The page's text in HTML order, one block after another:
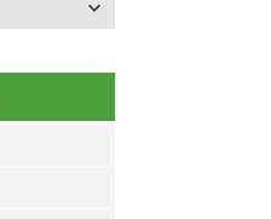
keyboard_arrow_down